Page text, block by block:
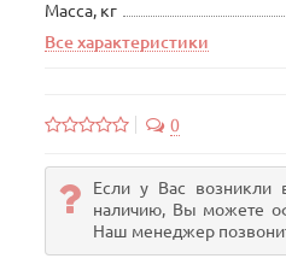
Масса, кг
Все характеристики
0
Если у Вас возникли
наличию, Вы можете
Наш менеджер